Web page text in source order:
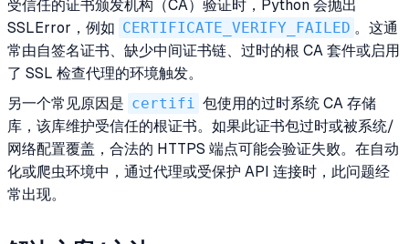
受信任的证书颁发机构（CA）验证时，Python 会抛出
SSLError，例如 CERTIFICATE_VERIFY_FAILED 。这通
常由自签名证书、缺少中间证书链、过时的根 CA 套件或启用
了 SSL 检查代理的环境触发。
另一个常见原因是 certifi 包使用的过时系统 CA 存储
库，该库维护受信任的根证书。如果此证书包过时或被系统/
网络配置覆盖，合法的 HTTPS 端点可能会验证失败。在自动
化或爬虫环境中，通过代理或受保护 API 连接时，此问题经
常出现。